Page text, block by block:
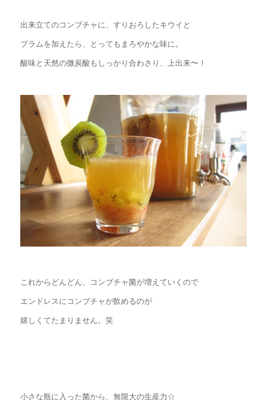
出来立てのコンブチャに、すりおろしたキウイと
プラムを加えたら、とってもまろやかな味に。
酸味と天然の微炭酸もしっかり合わさり、上出来〜！
これからどんどん、コンブチャ菌が増えていくので
エンドレスにコンブチャが飲めるのが
嬉しくてたまりません。笑
小さな瓶に入った菌から、無限大の生産力☆